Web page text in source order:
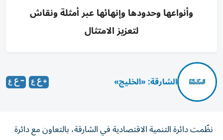
وأنواعها وحدودها وإنهائها عبر أمثلة ونقاش
لتعزيز الامتثال
الشارقة: «الخليج»
نظّمت دائرة التنمية الاقتصادية في الشارقة، بالتعاون مع دائرة